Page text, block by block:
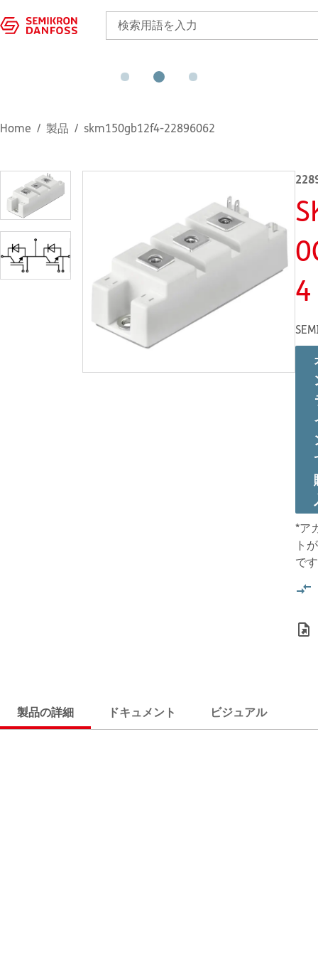
Home 製品 skm150gb12f4-22896062
4
*ア
ト
です
製品の詳細 ドキュメント ビジュアル